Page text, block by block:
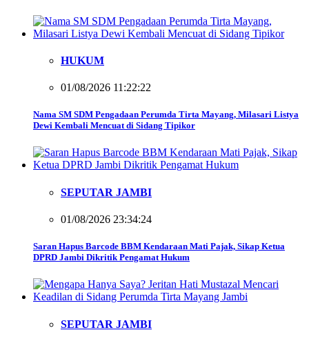
HUKUM
01/08/2026 11:22:22
Nama SM SDM Pengadaan Perumda Tirta Mayang, Milasari Listya
Dewi Kembali Mencuat di Sidang Tipikor
SEPUTAR JAMBI
01/08/2026 23:34:24
Saran Hapus Barcode BBM Kendaraan Mati Pajak, Sikap Ketua
DPRD Jambi Dikritik Pengamat Hukum
SEPUTAR JAMBI